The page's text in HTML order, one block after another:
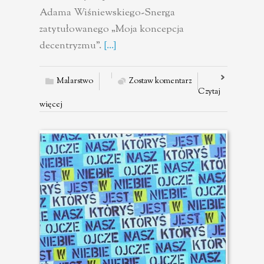
Adama Wiśniewskiego-Snerga
zatytułowanego „Moja koncepcja
decentryzmu”. [...]
Malarstwo
Zostaw komentarz
Czytaj
więcej